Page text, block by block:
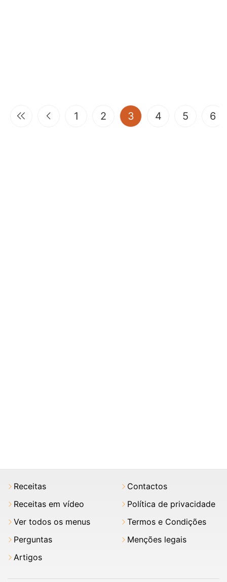
1 2 3(current)
4 5 6
Receitas
Receitas em vídeo
Ver todos os menus
Perguntas
Artigos
Contactos
Política de privacidade
Termos e Condições
Menções legais